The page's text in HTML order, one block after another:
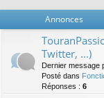
Annonces
Twitter, ...)
Dernier message
Posté dans
Réponses : 6